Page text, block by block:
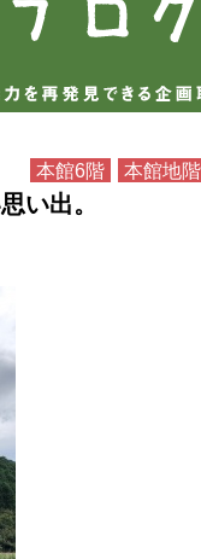
本館6階 本館地階
い出。